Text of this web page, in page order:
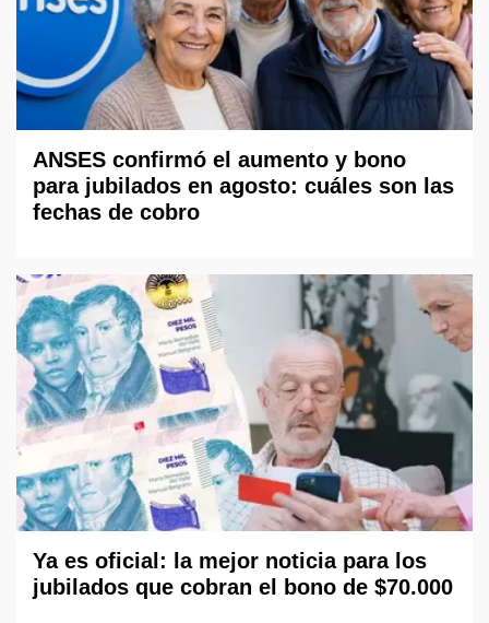
ANSES confirmó el aumento y bono
para jubilados en agosto: cuáles son las
fechas de cobro
Ya es oficial: la mejor noticia para los
jubilados que cobran el bono de $70.000